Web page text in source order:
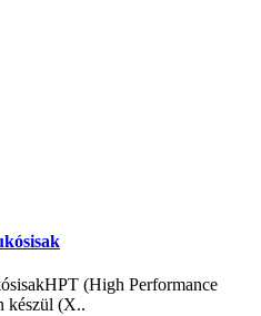
(High Performance
készül (X..